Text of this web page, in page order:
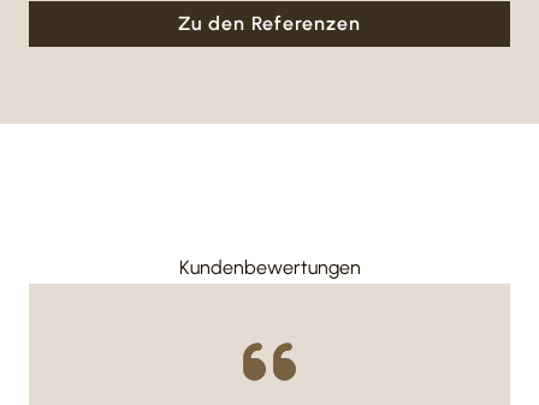
Zu den Refe­renzen
Kunden­be­wer­tungen